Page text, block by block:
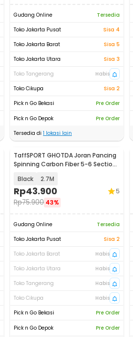
Gudang Online
Tersedia
Toko Jakarta Pusat
Sisa 4
Toko Jakarta Barat
Sisa 5
Toko Jakarta Utara
Sisa 3
Toko Tangerang
Habis
Toko Cikupa
Sisa 2
Pick n Go Bekasi
Pre Order
Pick n Go Depok
Pre Order
Tersedia di 1 lokasi lain
TaffSPORT GHOTDA Joran Pancing
Spinning Carbon Fiber 5-6 Section
Black 2.7M
Rp43.900
Rp75.900 43%
5
Gudang Online
Tersedia
Toko Jakarta Pusat
Sisa 2
Toko Jakarta Barat
Habis
Toko Jakarta Utara
Habis
Toko Tangerang
Habis
Toko Cikupa
Habis
Pick n Go Bekasi
Pre Order
Pick n Go Depok Pre Order